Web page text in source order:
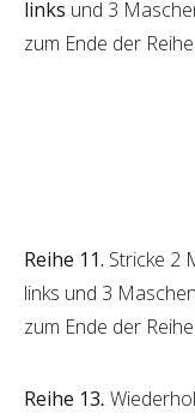
links und 3
zum Ende der Reihe.
Reihe 11. Stricke 2
links und 3
zum Ende der Reihe.
Reihe 13.